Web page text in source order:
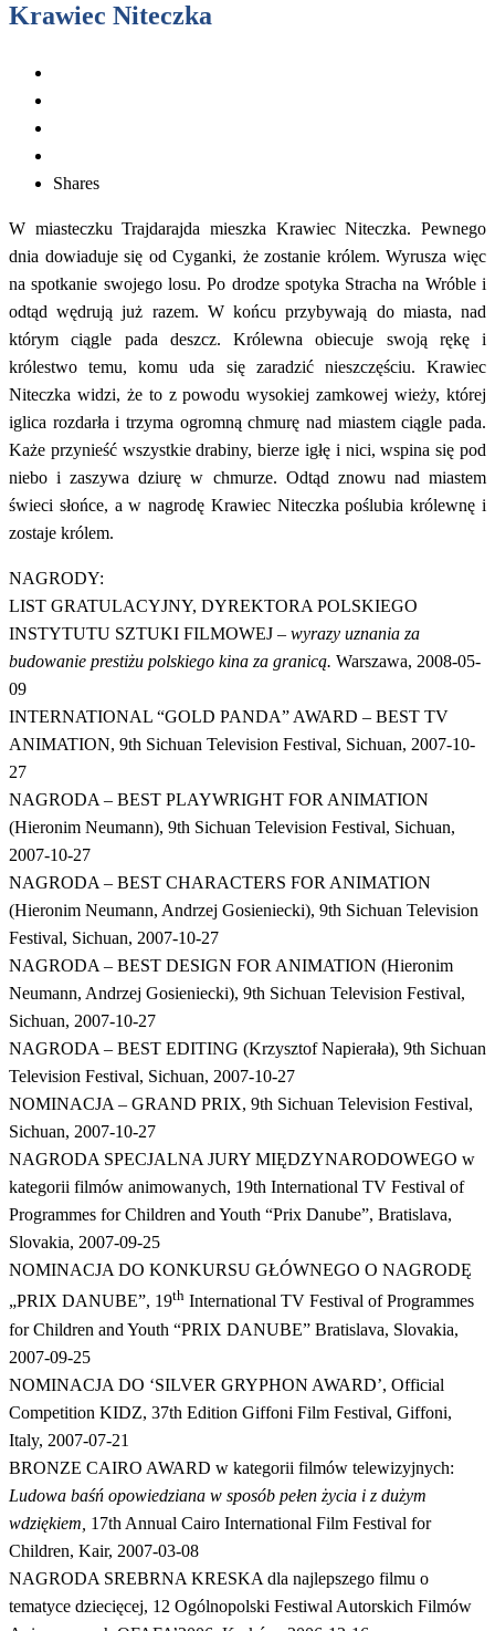
Krawiec Niteczka
Shares
W miasteczku Trajdarajda mieszka Krawiec Niteczka. Pewnego
dnia dowiaduje się od Cyganki, że zostanie królem. Wyrusza więc
na spotkanie swojego losu. Po drodze spotyka Stracha na Wróble i
odtąd wędrują już razem. W końcu przybywają do miasta, nad
którym ciągle pada deszcz. Królewna obiecuje swoją rękę i
królestwo temu, komu uda się zaradzić nieszczęściu. Krawiec
Niteczka widzi, że to z powodu wysokiej zamkowej wieży, której
iglica rozdarła i trzyma ogromną chmurę nad miastem ciągle pada.
Każe przynieść wszystkie drabiny, bierze igłę i nici, wspina się pod
niebo i zaszywa dziurę w chmurze. Odtąd znowu nad miastem
świeci słońce, a w nagrodę Krawiec Niteczka poślubia królewnę i
zostaje królem.
NAGRODY:
LIST GRATULACYJNY, DYREKTORA POLSKIEGO
INSTYTUTU SZTUKI FILMOWEJ – wyrazy uznania za
budowanie prestiżu polskiego kina za granicą. Warszawa, 2008-05-
09
INTERNATIONAL “GOLD PANDA” AWARD – BEST TV
ANIMATION, 9th Sichuan Television Festival, Sichuan, 2007-10-
27
NAGRODA – BEST PLAYWRIGHT FOR ANIMATION
(Hieronim Neumann), 9th Sichuan Television Festival, Sichuan,
2007-10-27
NAGRODA – BEST CHARACTERS FOR ANIMATION
(Hieronim Neumann, Andrzej Gosieniecki), 9th Sichuan Television
Festival, Sichuan, 2007-10-27
NAGRODA – BEST DESIGN FOR ANIMATION (Hieronim
Neumann, Andrzej Gosieniecki), 9th Sichuan Television Festival,
Sichuan, 2007-10-27
NAGRODA – BEST EDITING (Krzysztof Napierała), 9th Sichuan
Television Festival, Sichuan, 2007-10-27
NOMINACJA – GRAND PRIX, 9th Sichuan Television Festival,
Sichuan, 2007-10-27
NAGRODA SPECJALNA JURY MIĘDZYNARODOWEGO w
kategorii filmów animowanych, 19th International TV Festival of
Programmes for Children and Youth “Prix Danube”, Bratislava,
Slovakia, 2007-09-25
NOMINACJA DO KONKURSU GŁÓWNEGO O NAGRODĘ
„PRIX DANUBE”, 19th International TV Festival of Programmes
for Children and Youth “PRIX DANUBE” Bratislava, Slovakia,
2007-09-25
NOMINACJA DO ‘SILVER GRYPHON AWARD’, Official
Competition KIDZ, 37th Edition Giffoni Film Festival, Giffoni,
Italy, 2007-07-21
BRONZE CAIRO AWARD w kategorii filmów telewizyjnych:
Ludowa baśń opowiedziana w sposób pełen życia i z dużym
wdziękiem, 17th Annual Cairo International Film Festival for
Children, Kair, 2007-03-08
NAGRODA SREBRNA KRESKA dla najlepszego filmu o
tematyce dziecięcej, 12 Ogólnopolski Festiwal Autorskich Filmów